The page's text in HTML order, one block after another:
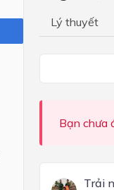
Lý thuyết
Bạn chưa
Trải